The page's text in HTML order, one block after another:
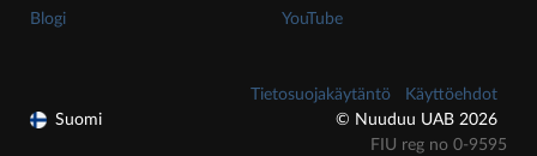
Blogi
YouTube
Suomi
Tietosuojakäytäntö
Käyttöehdot
© Nuuduu UAB 2026
FIU reg no 0-9595